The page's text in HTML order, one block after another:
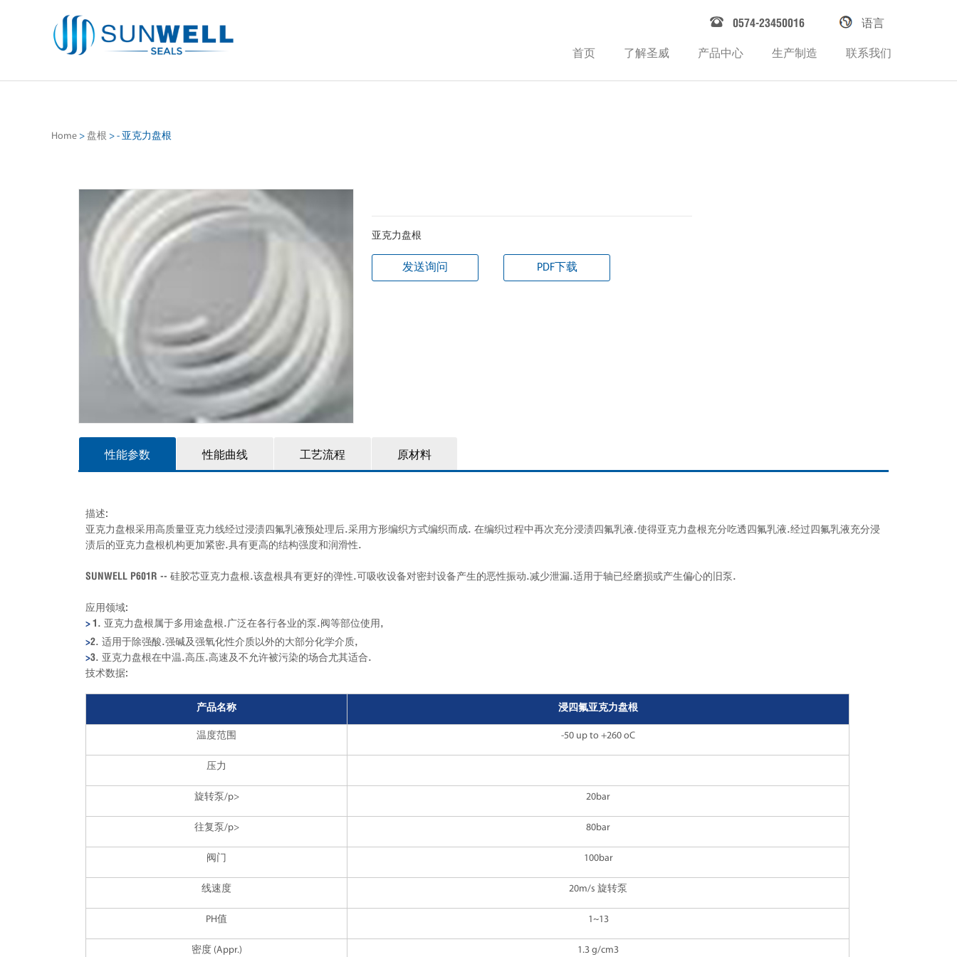
语言
0574-23450016
联系我们
生产制造
产品中心
了解圣威
首页
Home > 盘根 > - 亚克力盘根
亚克力盘根
发送询问 PDF下载
性能参数 性能曲线 工艺流程 原材料
描述:
亚克力盘根采用高质量亚克力线经过浸渍四氟乳液预处理后.采用方形编织方式编织而成. 在编织过程中再次充分浸渍四氟乳液.使得亚克力盘根充分吃透四氟乳液.经过四氟乳液充分浸
渍后的亚克力盘根机构更加紧密.具有更高的结构强度和润滑性.
SUNWELL P601R -- 硅胶芯亚克力盘根.该盘根具有更好的弹性.可吸收设备对密封设备产生的恶性振动.减少泄漏.适用于轴已经磨损或产生偏心的旧泵.
应用领域:
> 1. 亚克力盘根属于多用途盘根.广泛在各行各业的泵.阀等部位使用,
> 2. 适用于除强酸.强碱及强氧化性介质以外的大部分化学介质,
> 3. 亚克力盘根在中温.高压.高速及不允许被污染的场合尤其适合.
技术数据:
产品名称 浸四氟亚克力盘根
温度范围 -50 up to +260 oC
压力
旋转泵/p> 20bar
往复泵/p> 80bar
阀门 100bar
线速度 20m/s 旋转泵
PH值 1~13
密度 (Appr.) 1.3 g/cm3